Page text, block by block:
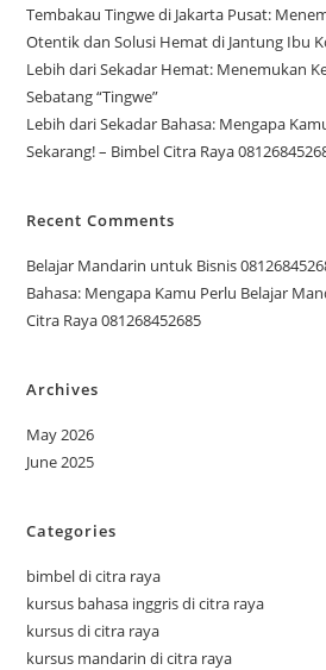
Tembakau Tingwe di Jakarta Pusat:
Otentik dan Solusi Hemat di Jantung Ibu
Lebih dari Sekadar Hemat: Menemukan
Sebatang “Tingwe”
Lebih dari Sekadar Bahasa: Mengapa
Sekarang! – Bimbel Citra Raya
Recent Comments
Belajar Mandarin untuk Bisnis
Bahasa: Mengapa Kamu Perlu Belajar
Citra Raya 081268452685
Archives
May 2026
June 2025
Categories
bimbel di citra raya
kursus bahasa inggris di citra raya
kursus di citra raya
kursus mandarin di citra raya